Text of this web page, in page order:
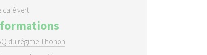
café vert
du régime Thonon